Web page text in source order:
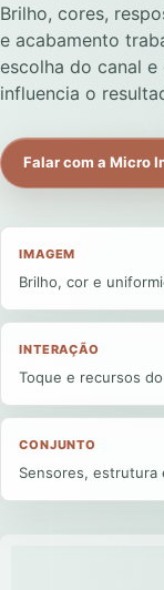
Brilho, cores,
e acabamento
escolha do canal
influencia o
Falar com a Micro
IMAGEM
Brilho, cor e
INTERAÇÃO
Toque e recursos
CONJUNTO
Sensores, estrutura